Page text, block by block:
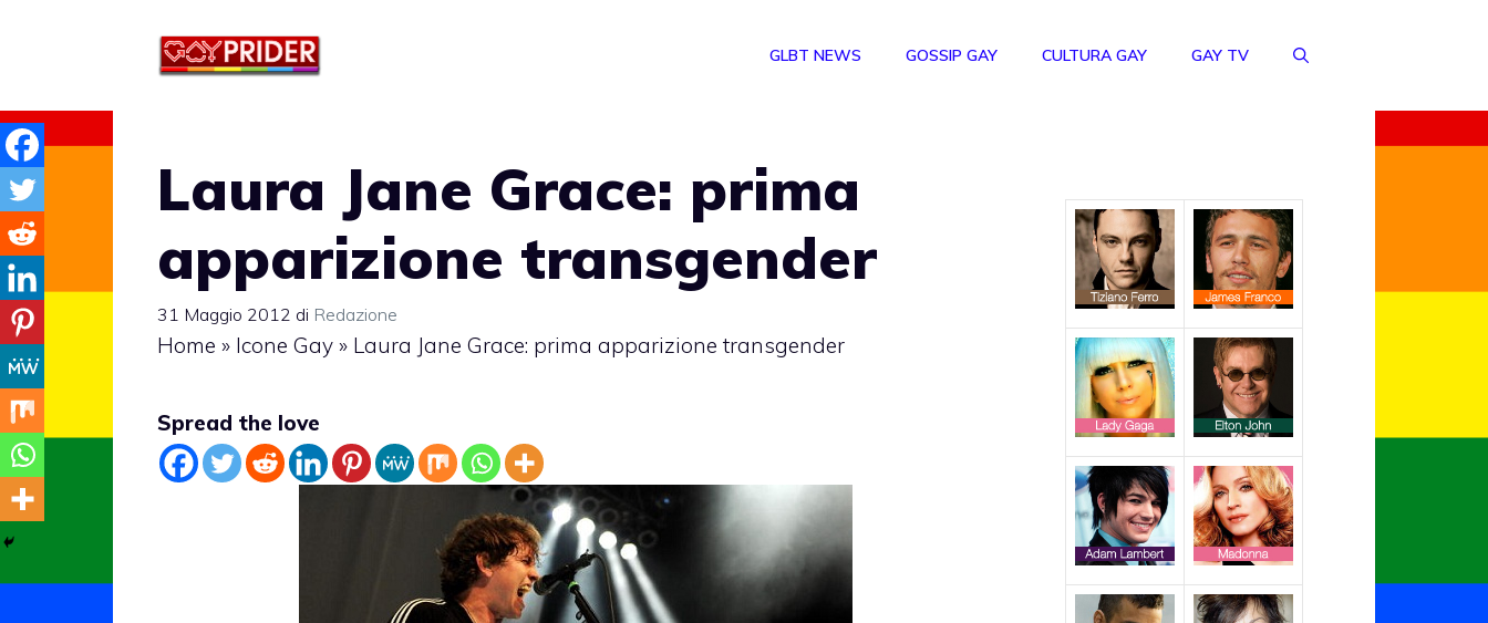
GLBT NEWS GOSSIP GAY CULTURA GAY GAY TV
Laura Jane Grace: prima
apparizione transgender
31 Maggio 2012 di Redazione
Home » Icone Gay » Laura Jane Grace: prima apparizione transgender
Spread the love